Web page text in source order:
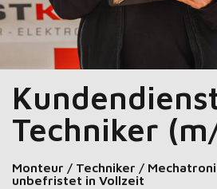
Techniker
Monteur / Techniker /
unbefristet in Vollzeit